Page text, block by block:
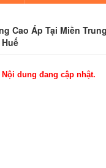
Cao Áp Tại Miền Trung
Nội dung đang cập nhật.